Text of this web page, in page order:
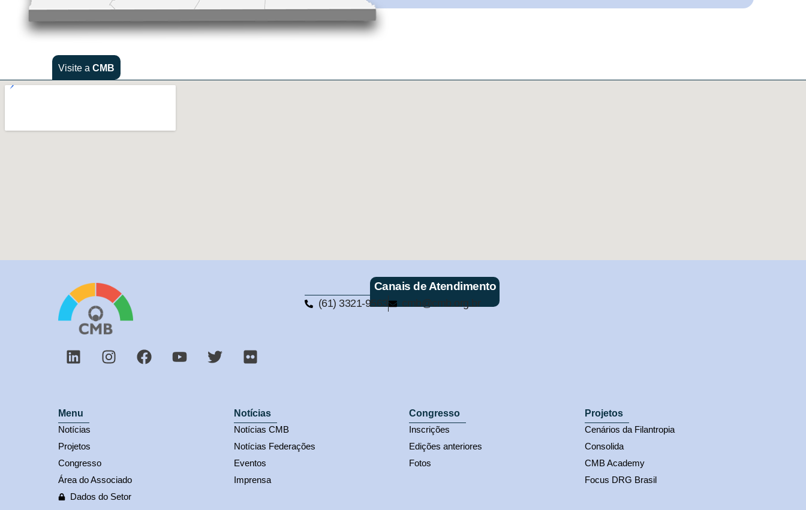
Visite a CMB
Canais de Atendimento
(61) 3321-9563 cmb@cmb.org.br
Menu
Notícias
Projetos
Congresso
Área do Associado
Dados do Setor
Notícias
Notícias CMB
Notícias Federações
Eventos
Imprensa
Congresso
Inscrições
Edições anteriores
Fotos
Projetos
Cenários da Filantropia
Consolida
CMB Academy
Focus DRG Brasil